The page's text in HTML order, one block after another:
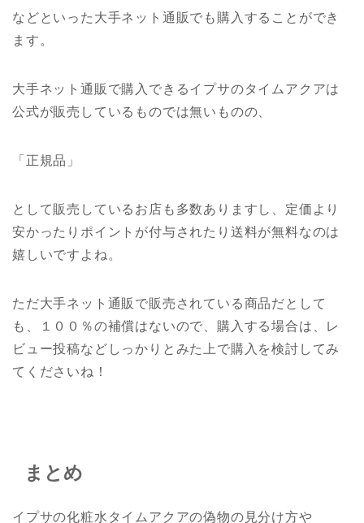
などといった大手ネット通販でも購入することができ
ます。
大手ネット通販で購入できるイプサのタイムアクアは
公式が販売しているものでは無いものの、
「正規品」
として販売しているお店も多数ありますし、定価より
安かったりポイントが付与されたり送料が無料なのは
嬉しいですよね。
ただ大手ネット通販で販売されている商品だとして
も、１００％の補償はないので、購入する場合は、レ
ビュー投稿などしっかりとみた上で購入を検討してみ
てくださいね！
まとめ
イプサの化粧水タイムアクアの偽物の見分け方や